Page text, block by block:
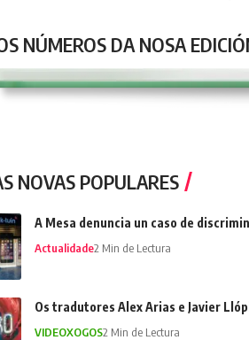
NÚMEROS DA NOSA
NOVAS POPULARES
A Mesa denuncia un caso de
Actualidade2 Min de Lectura
Os tradutores Alex Arias e Javier
VIDEOXOGOS2 Min de Lectura